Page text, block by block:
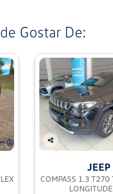
Gostar De:
lhe
JEEP
COMPASS 1.3 T270